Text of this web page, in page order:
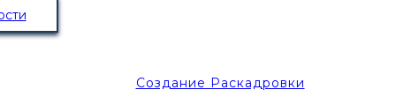
Создание Раскадровки